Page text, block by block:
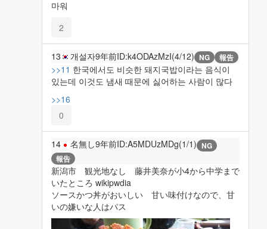
마워
2
13 개설자9年前ID:k4ODAzMzI(4/12) NG 報告
>>11 한국에서도 비슷한 돼지국밥이라는 음식이
있는데 이것도 냄새 때문에 싫어하는 사람이 많다
>>16
0
14 名無し9年前ID:A5MDUzMDg(1/1) NG
報告
新潟市 観光地なし 藤井美奈が小4から中学まで
いたところ wikipwdia
ソースかつ丼がおいしい 甘い味付けなので、甘
いの嫌いな人はパス